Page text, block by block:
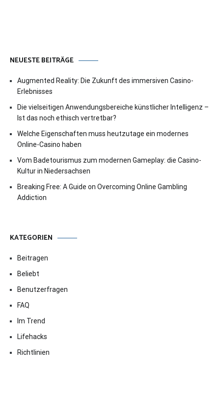
NEUESTE BEITRÄGE
Augmented Reality: Die Zukunft des immersiven Casino-
Erlebnisses
Die vielseitigen Anwendungsbereiche künstlicher Intelligenz –
Ist das noch ethisch vertretbar?
Welche Eigenschaften muss heutzutage ein modernes
Online-Casino haben
Vom Badetourismus zum modernen Gameplay: die Casino-
Kultur in Niedersachsen
Breaking Free: A Guide on Overcoming Online Gambling
Addiction
KATEGORIEN
Beitragen
Beliebt
Benutzerfragen
FAQ
Im Trend
Lifehacks
Richtlinien